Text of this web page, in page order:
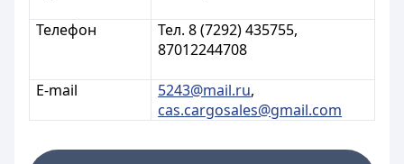
Телефон
Тел. 8 (7292) 435755,
87012244708
E-mail 5243@mail.ru,
cas.cargosales@gmail.com